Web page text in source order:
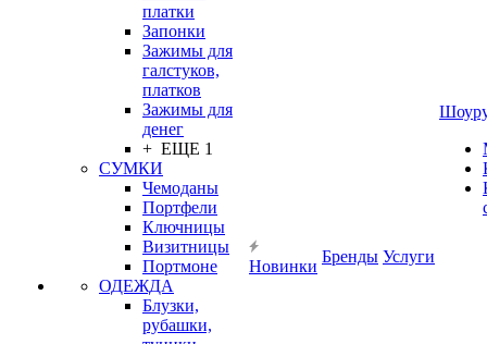
платки
Запонки
Зажимы для
галстуков,
платков
Зажимы для
денег
+ ЕЩЕ 1
СУМКИ
Чемоданы
Портфели
Ключницы
Визитницы
Портмоне
ОДЕЖДА
Блузки,
рубашки,
Новинки
Бренды Услуги